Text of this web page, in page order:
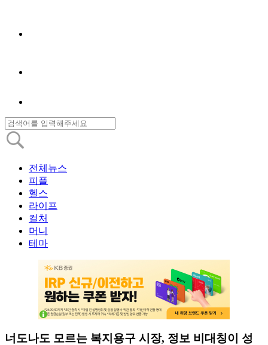
전체뉴스
피플
헬스
라이프
컬처
머니
테마
너도나도 모르는 복지용구 시장, 정보 비대칭이 성